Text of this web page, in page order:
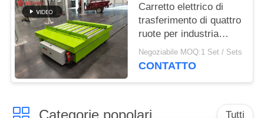
Carretto elettrico di
trasferimento di quattro
ruote per industria
leggera 1 - capacità di
carico 300T
Negoziabile MOQ:1 Set / Sets
CONTATTO
Categorie popolari Tutti